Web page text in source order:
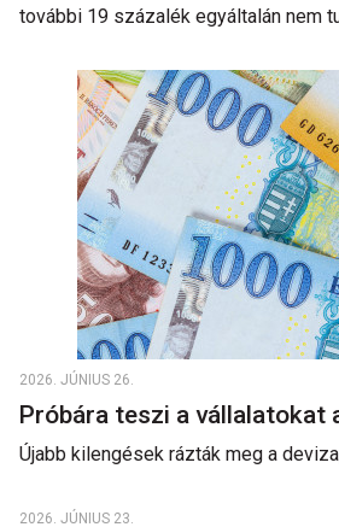
további 19 százalék egyáltalán nem
2026. JÚNIUS 26.
Próbára teszi a vállalatokat
Újabb kilengések rázták meg a
2026. JÚNIUS 23.